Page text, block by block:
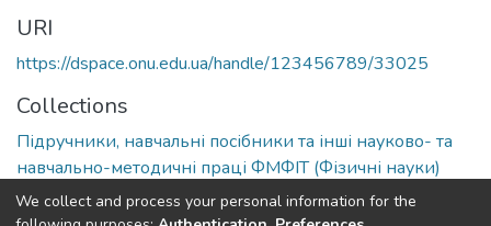
URI
https://dspace.onu.edu.ua/handle/123456789/33025
Collections
Підручники, навчальні посібники та інші науково- та
навчально-методичні праці ФМФІТ (Фізичні науки)
Full item page
We collect and process your personal information for the